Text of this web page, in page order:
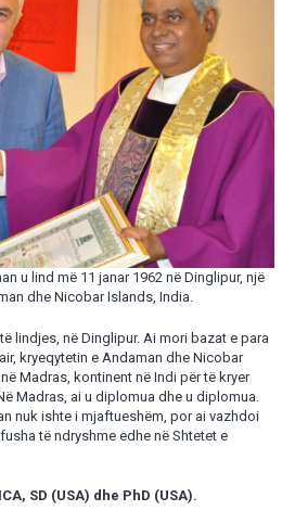
u lind më 11 janar 1962 në Dinglipur, një
dhe Nicobar Islands, India.
lindjes, në Dinglipur. Ai mori bazat e para
kryeqytetin e Andaman dhe Nicobar
Madras, kontinent në Indi për të kryer
Madras, ai u diplomua dhe u diplomua.
nuk ishte i mjaftueshëm, por ai vazhdoi
të ndryshme edhe në Shtetet e
SD (USA) dhe PhD (USA).